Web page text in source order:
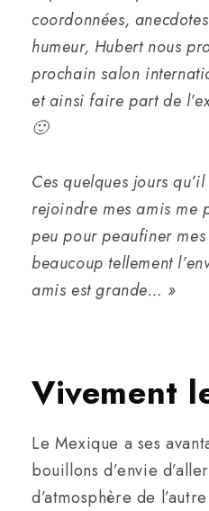
coordonnées,
humeur, Hubert nous
prochain salon
et ainsi faire part de
🙂
Ces quelques jours
rejoindre mes amis me
peu pour peaufiner
beaucoup tellement
amis est grande… »
Vivement
Le Mexique a ses
bouillons d’envie
d’atmosphère de